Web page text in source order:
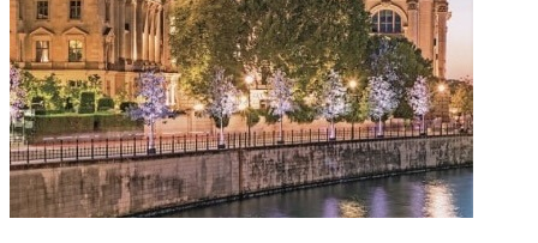
K
T
I
O
N
M
I
T
H
S
O
P
E
R
I
N
M
Ü